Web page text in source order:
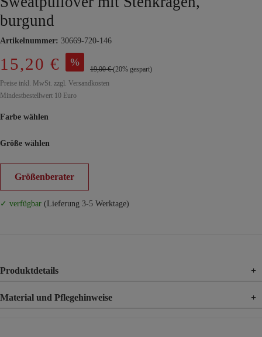
burgund
Artikelnummer: 30669-720-146
15,20 € %
19,00 €(20% gespart)
Preise inkl. MwSt. zzgl. Versandkosten
Mindestbestellwert 10 Euro
Farbe wählen
Größe wählen
Größenberater
✓ verfügbar (Lieferung 3-5 Werktage)
Produktdetails +
Material und Pflegehinweise +